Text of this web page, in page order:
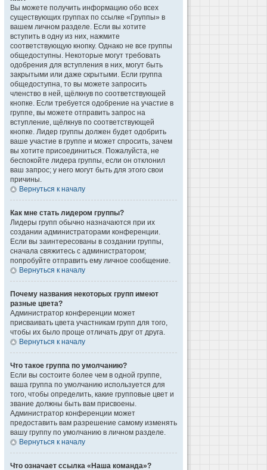
Вы можете получить информацию обо всех
существующих группах по ссылке «Группы» в
вашем личном разделе. Если вы хотите
вступить в одну из них, нажмите
соответствующую кнопку. Однако не все группы
общедоступны. Некоторые могут требовать
одобрения для вступления в них, могут быть
закрытыми или даже скрытыми. Если группа
общедоступна, то вы можете запросить
членство в ней, щёлкнув по соответствующей
кнопке. Если требуется одобрение на участие в
группе, вы можете отправить запрос на
вступление, щёлкнув по соответствующей
кнопке. Лидер группы должен будет одобрить
ваше участие в группе и может спросить, зачем
вы хотите присоединиться. Пожалуйста, не
беспокойте лидера группы, если он отклонил
ваш запрос; у него могут быть для этого свои
причины.
Вернуться к началу
Как мне стать лидером группы?
Лидеры групп обычно назначаются при их
создании администраторами конференции.
Если вы заинтересованы в создании группы,
сначала свяжитесь с администратором;
попробуйте отправить ему личное сообщение.
Вернуться к началу
Почему названия некоторых групп имеют
разные цвета?
Администратор конференции может
присваивать цвета участникам групп для того,
чтобы их было проще отличать друг от друга.
Вернуться к началу
Что такое группа по умолчанию?
Если вы состоите более чем в одной группе,
ваша группа по умолчанию используется для
того, чтобы определить, какие групповые цвет и
звание должны быть вам присвоены.
Администратор конференции может
предоставить вам разрешение самому изменять
вашу группу по умолчанию в личном разделе.
Вернуться к началу
Что означает ссылка «Наша команда»?